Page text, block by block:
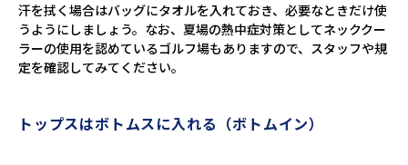
汗を拭く場合はバッグにタオルを入れておき、必要なときだけ使
うようにしましょう。なお、夏場の熱中症対策としてネッククー
ラーの使用を認めているゴルフ場もありますので、スタッフや規
定を確認してみてください。
トップスはボトムスに入れる（ボトムイン）